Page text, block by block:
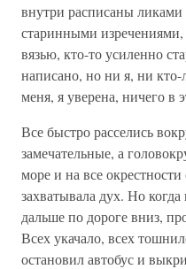
внутри расписаны ликами
старинными
вязью, кто-то усиленно
написано, но ни я, ни
меня, я уверена, ничего в
Все быстро расселись
замечательные, а
море и на все
захватывала дух. Но
дальше по дороге вниз,
Всех укачало, всех
остановил автобус и